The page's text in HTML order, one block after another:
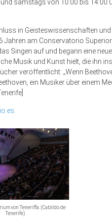
samstags von 10:00 bis 14:00
in Geisteswissenschaften
am Conservatorio Superior
Singen auf und begann eine
Musik und Kunst hielt, die ihn
veröffentlicht: „Wenn
ein Musiker über einem
von Teneriffa. (Cabildo de
Tenerife)